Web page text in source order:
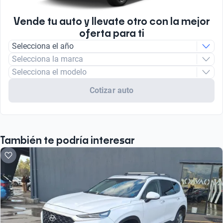
Vende tu auto y llevate otro con la mejor
oferta para ti
Selecciona el año
Selecciona la marca
Selecciona el modelo
Cotizar auto
También te podría interesar